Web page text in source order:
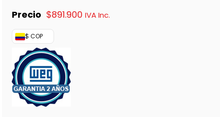
$891.900 IVA Inc.
$ COP